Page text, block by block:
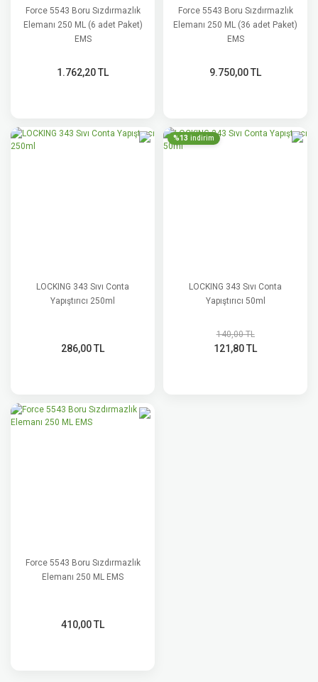
Force 5543 Boru Sızdırmazlık
Elemanı 250 ML (6 adet Paket)
EMS
1.762,20 TL
Force 5543 Boru Sızdırmazlık
Elemanı 250 ML (36 adet Paket)
EMS
9.750,00 TL
LOCKING 343 Sıvı Conta
Yapıştırıcı 250ml
286,00 TL
%13 indirim
LOCKING 343 Sıvı Conta
Yapıştırıcı 50ml
140,00 TL
121,80 TL
Force 5543 Boru Sızdırmazlık
Elemanı 250 ML EMS
410,00 TL